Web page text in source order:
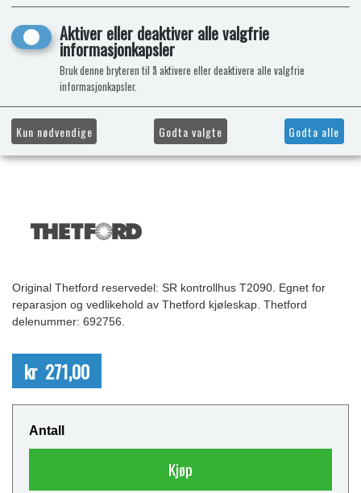
Original Thetford reservedel: SR kontrollhus T2090. Egnet for
reparasjon og vedlikehold av Thetford kjøleskap. Thetford
delenummer: 692756.
kr 271,00
Antall
Kjøp
Aktiver eller deaktiver alle valgfrie
informasjonkapsler
Bruk denne bryteren til å aktivere eller deaktivere alle valgfrie
informasjonkapsler.
Kun nødvendige Godta valgte Godta alle